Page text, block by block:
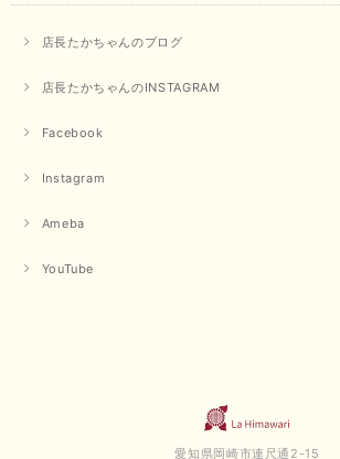
店長たかちゃんのブログ
店長たかちゃんのINSTAGRAM
Facebook
Instagram
Ameba
YouTube
愛知県岡崎市連尺通2-15